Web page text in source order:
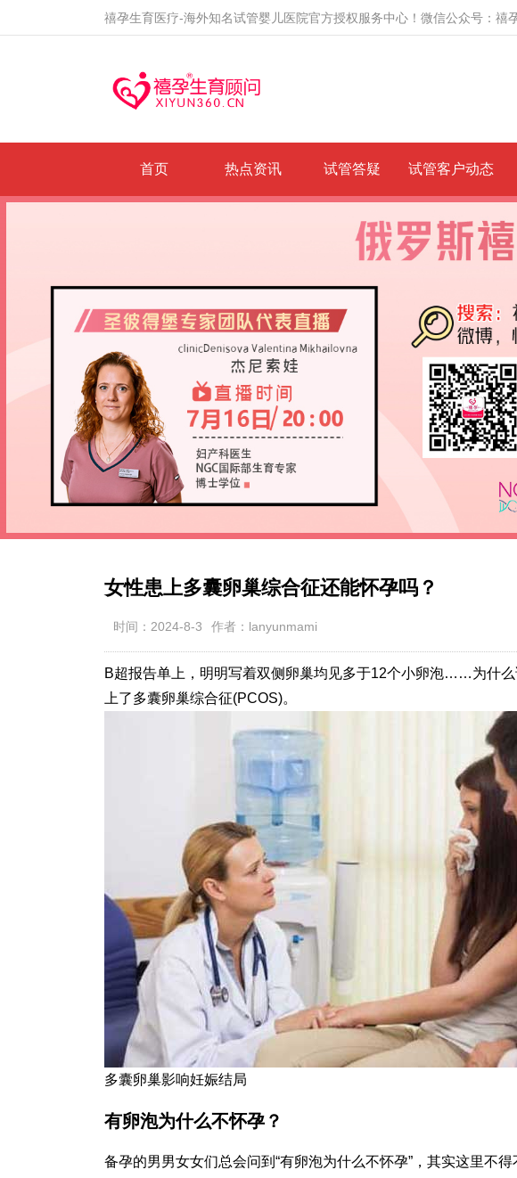
禧孕生育医疗-海外知名试管婴儿医院官方授权服务中心！微信公众号：
首页 热点资讯 试管答疑 试管客户动态
女性患上多囊卵巢综合征还能怀孕吗？
时间：2024-8-3 作者：lanyunmami
B超报告单上，明明写着双侧卵巢均见多于12个小卵泡……为什
上了多囊卵巢综合征(PCOS)。
多囊卵巢影响妊娠结局
有卵泡为什么不怀孕？
备孕的男男女女们总会问到“有卵泡为什么不怀孕”，其实这里不